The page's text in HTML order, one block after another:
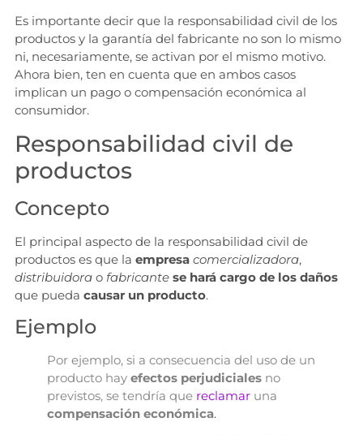
Es importante decir que la responsabilidad civil de los
productos y la garantía del fabricante no son lo mismo
ni, necesariamente, se activan por el mismo motivo.
Ahora bien, ten en cuenta que en ambos casos
implican un pago o compensación económica al
consumidor.
Responsabilidad civil de
productos
Concepto
El principal aspecto de la responsabilidad civil de
productos es que la empresa comercializadora,
distribuidorao fabricante se hará cargo de los daños
que pueda causar un producto.
Ejemplo
Por ejemplo, si a consecuencia del uso de un
producto hay efectos perjudiciales no
previstos, se tendría que reclamaruna
compensación económica.